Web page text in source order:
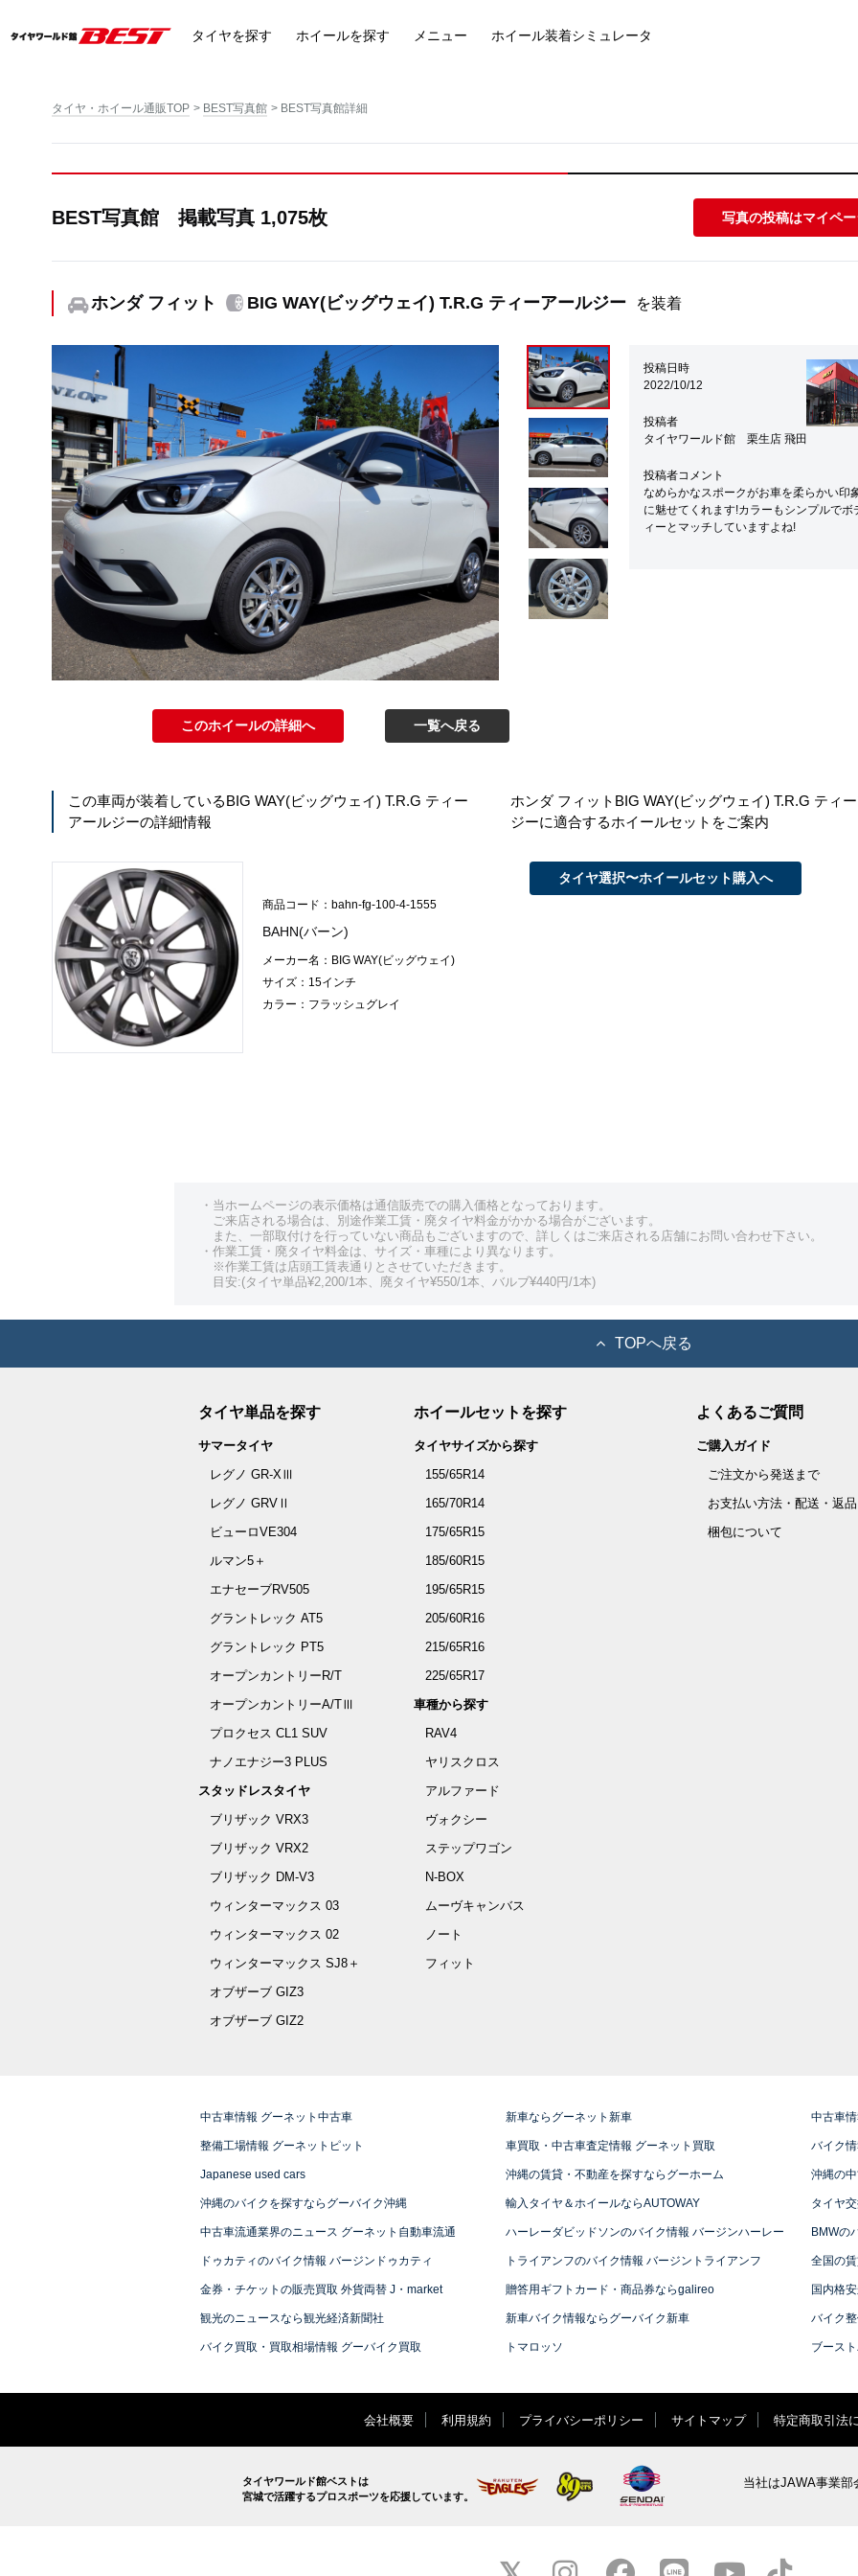
タイヤを探す ホイールを探す メニュー ホイール装着シミュレータ
タイヤ・ホイール通販TOP BEST写真館 BEST写真館詳細
BEST写真館 掲載写真 1,075枚 写真の投稿はマイペ
ホンダ フィット BIG WAY(ビッグウェイ) T.R.G ティーアールジー を装着
このホイールの詳細へ 一覧へ戻る
投稿日時
2022/10/12
投稿者
タイヤワールド館 栗生店 飛田
投稿者コメント
なめらかなスポークがお車を柔らかい印
に魅せてくれます!カラーもシンプルでボ
ィーとマッチしていますよね!
この車両が装着しているBIG WAY(ビッグウェイ) T.R.G ティー
アールジーの詳細情報
商品コード：bahn-fg-100-4-1555
BAHN(バーン)
メーカー名：BIG WAY(ビッグウェイ)
サイズ：15インチ
カラー：フラッシュグレイ
ホンダ フィット BIG WAY(ビッグウェイ) T.R.G ティ
ジーに適合するホイールセットをご案内
タイヤ選択〜ホイールセット購入へ
・当ホームページの表示価格は通信販売での購入価格となっております。
ご来店される場合は、別途作業工賃・廃タイヤ料金がかかる場合がございます。
また、一部取付けを行っていない商品もございますので、詳しくはご来店される店舗にお問い合わせ下さい。
・作業工賃・廃タイヤ料金は、サイズ・車種により異なります。
※作業工賃は店頭工賃表通りとさせていただきます。
目安:(タイヤ単品¥2,200/1本、廃タイヤ¥550/1本、バルブ¥440円/1本)
TOPへ戻る
タイヤ単品を探す
サマータイヤ
レグノ GR-XⅢ
レグノ GRVⅡ
ビューロVE304
ルマン5＋
エナセーブRV505
グラントレック AT5
グラントレック PT5
オープンカントリーR/T
オープンカントリーA/TⅢ
プロクセス CL1 SUV
ナノエナジー3 PLUS
スタッドレスタイヤ
ブリザック VRX3
ブリザック VRX2
ブリザック DM-V3
ウィンターマックス 03
ウィンターマックス 02
ウィンターマックス SJ8＋
オブザーブ GIZ3
オブザーブ GIZ2
ホイールセットを探す
タイヤサイズから探す
155/65R14
165/70R14
175/65R15
185/60R15
195/65R15
205/60R16
215/65R16
225/65R17
車種から探す
RAV4
ヤリスクロス
アルファード
ヴォクシー
ステップワゴン
N-BOX
ムーヴキャンバス
ノート
フィット
よくあるご質問
ご購入ガイド
ご注文から発送まで
お支払い方法・配送・返品
梱包について
中古車情報 グーネット中古車 新車ならグーネット新車 中古車
整備工場情報 グーネットピット 車買取・中古車査定情報 グーネット買取 バイク
Japanese used cars 沖縄の賃貸・不動産を探すならグーホーム 沖縄の
沖縄のバイクを探すならグーバイク沖縄 輸入タイヤ＆ホイールならAUTOWAY タイヤ
中古車流通業界のニュース グーネット自動車流通 ハーレーダビッドソンのバイク情報 バージンハーレー BMWの
ドゥカティのバイク情報 バージンドゥカティ トライアンフのバイク情報 バージントライアンフ 全国の
金券・チケットの販売買取 外貨両替 J・market 贈答用ギフトカード・商品券ならgalireo 国内格
観光のニュースなら観光経済新聞社 新車バイク情報ならグーバイク新車 バイク
バイク買取・買取相場情報 グーバイク買取 トマロッソ ブース
会社概要 利用規約 プライバシーポリシー サイトマップ 特定商取引法
タイヤワールド館ベストは
宮城で活躍するプロスポーツを応援しています。
当社はJAWA事業部